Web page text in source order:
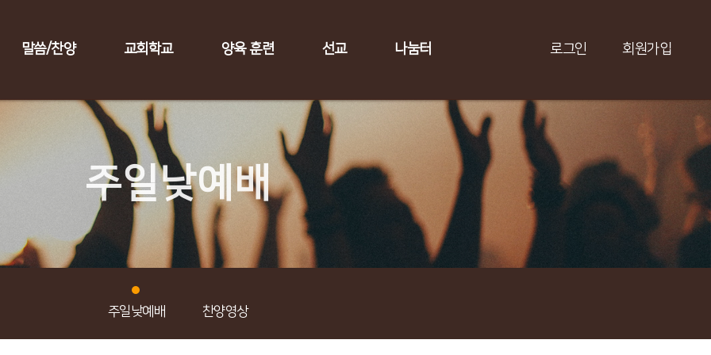
말씀/찬양 교회학교 양육 훈련 선교 나눔터 로그인 회원가입
주일낮예배
주일낮예배 찬양영상